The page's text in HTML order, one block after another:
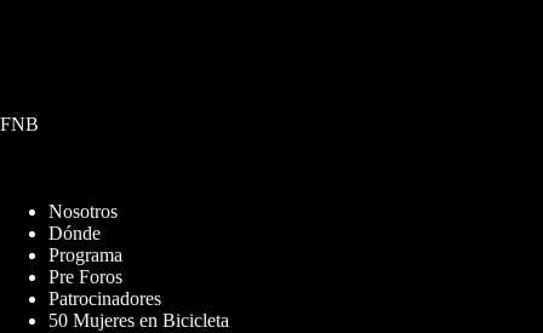
FNB
Nosotros
Dónde
Programa
Pre Foros
Patrocinadores
50 Mujeres en Bicicleta